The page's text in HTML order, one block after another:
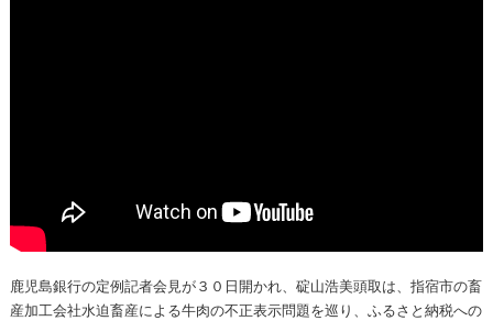
鹿児島銀行の定例記者会見が３０日開かれ、碇山浩美頭取は、指宿市の畜
産加工会社水迫畜産による牛肉の不正表示問題を巡り、ふるさと納税への